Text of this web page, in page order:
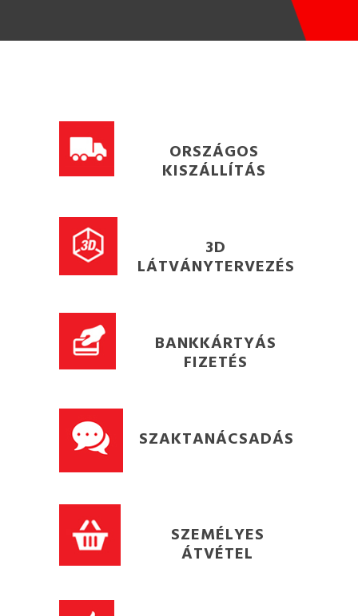
ORSZÁGOS
KISZÁLLÍTÁS
3D
LÁTVÁNYTERVEZÉS
BANKKÁRTYÁS
FIZETÉS
SZAKTANÁCSADÁS
SZEMÉLYES
ÁTVÉTEL